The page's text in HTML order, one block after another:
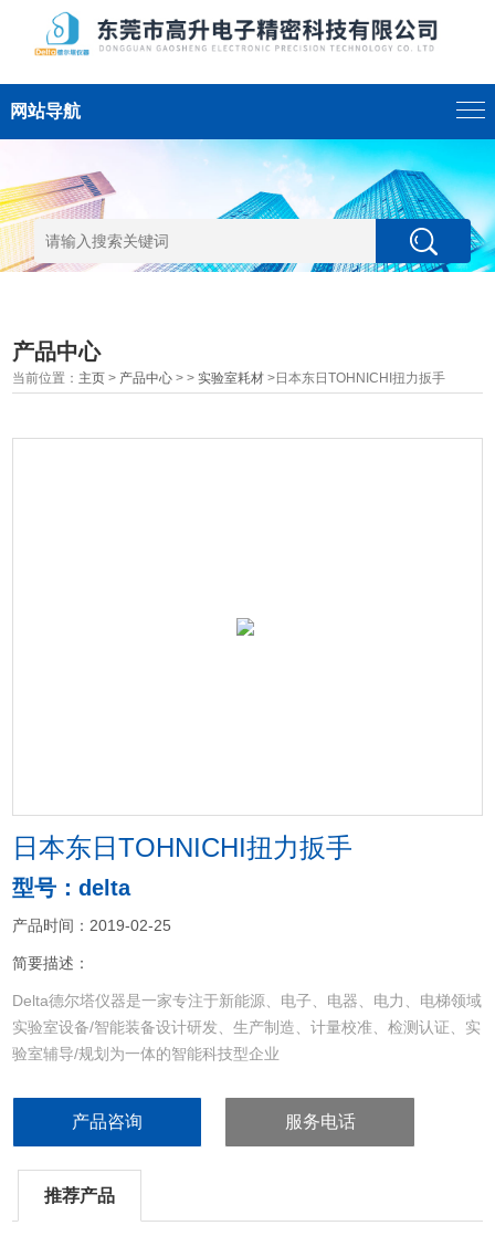
网站导航
产品中心
当前位置： 主页 > 产品中心 > >实验室耗材 >日本东日TOHNICHI扭力扳手
日本东日TOHNICHI扭力扳手
型号：delta
产品时间：2019-02-25
简要描述：
Delta德尔塔仪器是一家专注于新能源、电子、电器、电力、电梯领域
实验室设备/智能装备设计研发、生产制造、计量校准、检测认证、实
验室辅导/规划为一体的智能科技型企业
产品咨询 服务电话
推荐产品